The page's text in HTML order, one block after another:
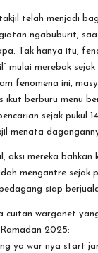
takjil telah menjadi
ngabuburit,
Tak hanya itu,
mulai merebak
fenomena ini,
ikut berburu menu
sejak pukul
menata
aksi mereka bahkan
mengantre sejak
siap
cuitan warganet
2025:
ya war nya start